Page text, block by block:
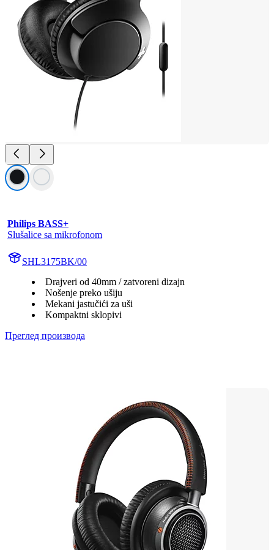
Philips BASS+
Slušalice sa mikrofonom
SHL3175BK/00
Drajveri od 40mm / zatvoreni dizajn
Nošenje preko ušiju
Mekani jastučići za uši
Kompaktni sklopivi
Преглед производа